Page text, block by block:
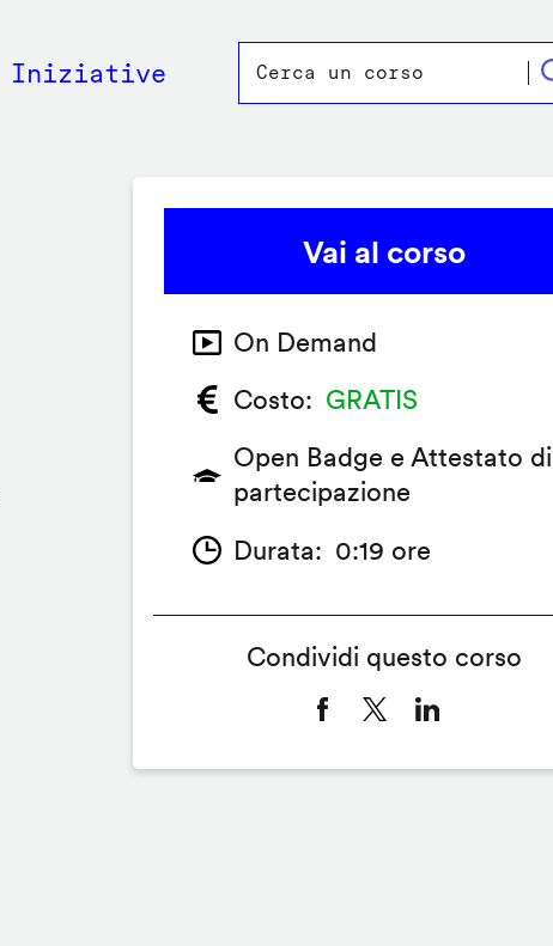
Iniziative
Vai al corso
On Demand
Costo
GRATIS
Open Badge e Attestato di
partecipazione
Durata
0:19 ore
Condividi questo corso